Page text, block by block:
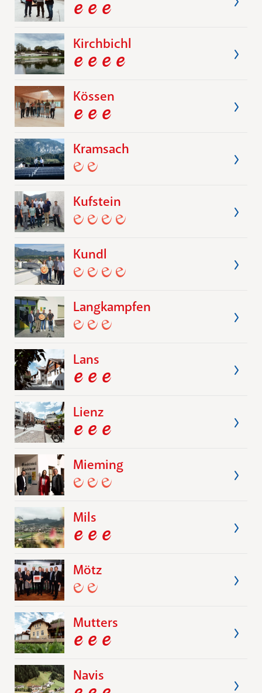
Kirchbichl
Kössen
Kramsach
Kufstein
Kundl
Langkampfen
Lans
Lienz
Mieming
Mils
Mötz
Mutters
Navis